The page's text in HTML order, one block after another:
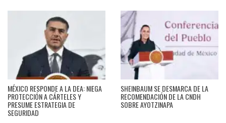
MÉXICO RESPONDE A LA DEA: NIEGA
PROTECCIÓN A CÁRTELES Y
PRESUME ESTRATEGIA DE
SEGURIDAD
SHEINBAUM SE DESMARCA DE LA
RECOMENDACIÓN DE LA CNDH
SOBRE AYOTZINAPA